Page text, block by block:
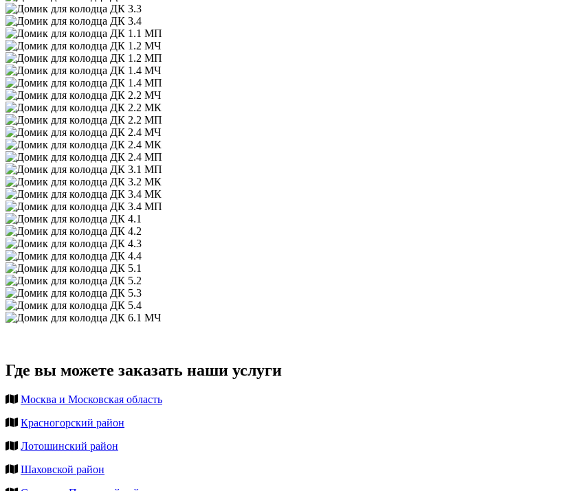
Где вы можете заказать наши услуги
Москва и Московская область
Красногорский район
Лотошинский район
Шаховской район